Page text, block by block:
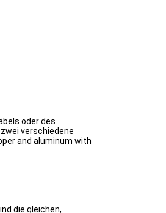
oder des
verschiedene
and aluminum with
die gleichen,